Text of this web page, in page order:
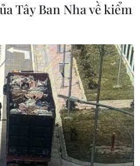
Tây Ban Nha về kiểm